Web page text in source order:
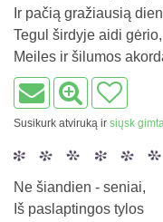
Ir pačią gražiausią
Tegul širdyje aidi
Meiles ir šilumos
Susikurk atviruką ir siųsk
Ne šiandien - seniai,
Iš paslaptingos tylos